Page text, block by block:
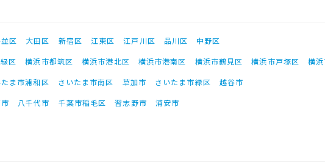
区 大田区 新宿区 江東区 江戸川区 品川区
中野区
区 横浜市都筑区 横浜市港北区 横浜市港南区 横浜市鶴見区 横浜市戸塚区
横
ま市浦和区 さいたま市南区 草加市 さいたま市緑区
越谷市
八千代市 千葉市稲毛区 習志野市 浦安市